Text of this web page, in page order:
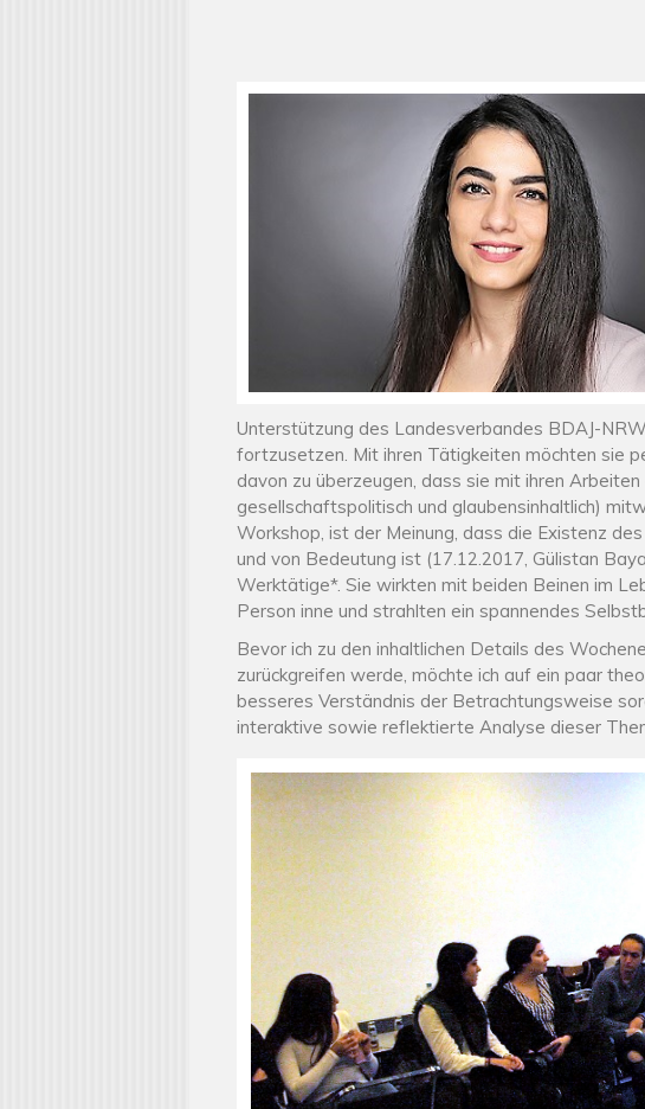
Unterstützung des Landesverbandes BDAJ-
fortzusetzen. Mit ihren Tätigkeiten möchten sie
davon zu überzeugen, dass sie mit ihren
gesellschaftspolitisch und glaubensinhaltlich)
Workshop, ist der Meinung, dass die Existenz
und von Bedeutung ist (17.12.2017, Gülistan
Werktätige*. Sie wirkten mit beiden Beinen im
Person inne und strahlten ein spannendes
Bevor ich zu den inhaltlichen Details des
zurückgreifen werde, möchte ich auf ein paar
besseres Verständnis der Betrachtungsweise
interaktive sowie reflektierte Analyse dieser